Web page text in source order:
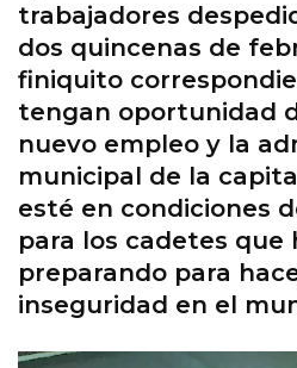
trabajadores
dos quincenas de
finiquito
tengan oportunidad
nuevo empleo y la
municipal de la
esté en condiciones
para los cadetes que
preparando para
inseguridad en el